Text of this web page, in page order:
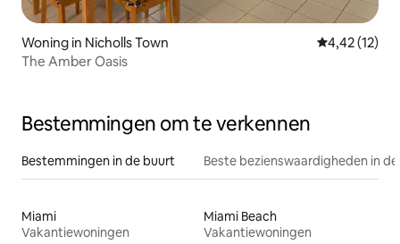
Woning in Nicholls Town Gemiddelde
4,42 (12)
The Amber Oasis
Bestemmingen om te verkennen
Bestemmingen in de buurt Beste bezienswaardigheden in
Miami
Vakantiewoningen
Miami Beach
Vakantiewoningen